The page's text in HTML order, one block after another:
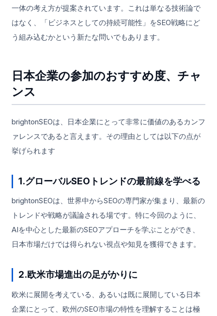
一体の考え方が提案されています。これは単なる技術論で
はなく、「ビジネスとしての持続可能性」をSEO戦略にど
う組み込むかという新たな問いでもあります。
日本企業の参加のおすすめ度、チャ
ンス
brightonSEOは、日本企業にとって非常に価値のあるカンフ
ァレンスであると言えます。その理由としては以下の点が
挙げられます
1.グローバルSEOトレンドの最前線を学べる
brightonSEOは、世界中からSEOの専門家が集まり、最新の
トレンドや戦略が議論される場です。特に今回のように、
AIを中心とした最新のSEOアプローチを学ぶことができ、
日本市場だけでは得られない視点や知見を獲得できます。
2.欧米市場進出の足がかりに
欧米に展開を考えている、あるいは既に展開している日本
企業にとって、欧州のSEO市場の特性を理解することは極